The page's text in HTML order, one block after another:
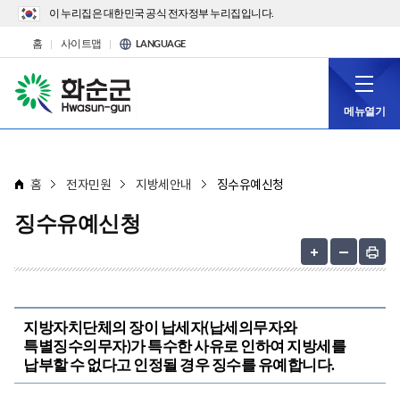
이 누리집은 대한민국 공식 전자정부 누리집입니다.
홈 사이트맵 LANGUAGE
메뉴열기
홈 전자민원 지방세안내 징수유예신청
징수유예신청
지방자치단체의 장이 납세자(납세의무자와
특별징수의무자)가 특수한 사유로 인하여 지방세를
납부할 수 없다고 인정될 경우 징수를 유예합니다.